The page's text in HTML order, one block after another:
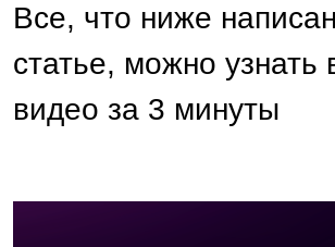
Все, что ниже
статье, можно узнать
видео за 3 минуты